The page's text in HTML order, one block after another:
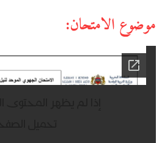
موضوع الامتحان: